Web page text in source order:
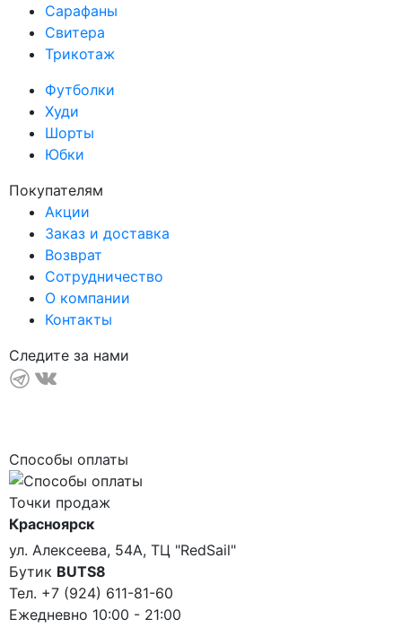
Сарафаны
Свитера
Трикотаж
Футболки
Худи
Шорты
Юбки
Покупателям
Акции
Заказ и доставка
Возврат
Сотрудничество
О компании
Контакты
Следите за нами
Способы оплаты
Точки продаж
Красноярск
ул. Алексеева, 54А, ТЦ "RedSail"
Бутик BUTS8
Тел. +7 (924) 611-81-60
Ежедневно 10:00 - 21:00